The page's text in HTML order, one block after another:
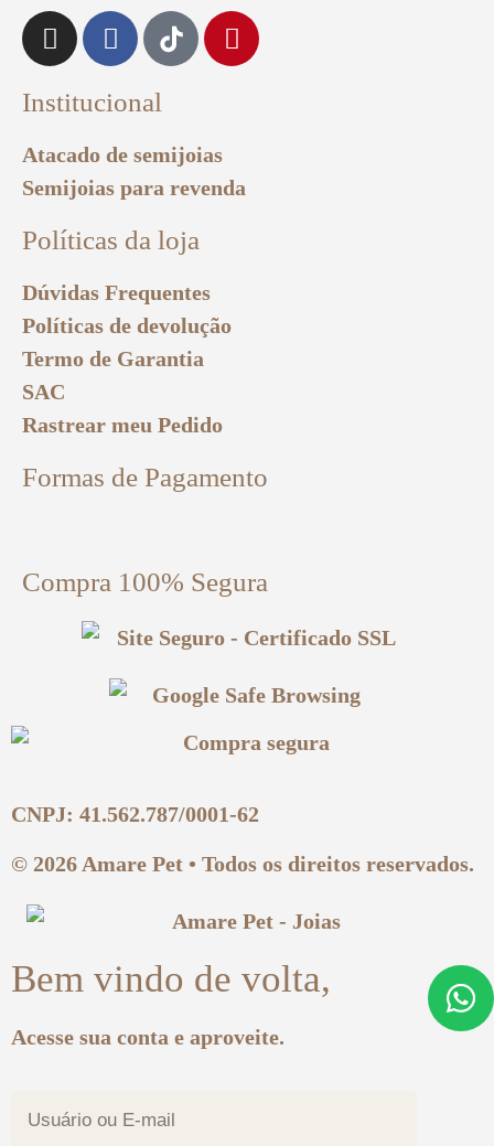
Institucional
Atacado de semijoias
Semijoias para revenda
Políticas da loja
Dúvidas Frequentes
Políticas de devolução
Termo de Garantia
SAC
Rastrear meu Pedido
Formas de Pagamento
Compra 100% Segura
CNPJ: 41.562.787/0001-62
© 2026 Amare Pet • Todos os direitos reservados.
Bem vindo de volta,
Acesse sua conta e aproveite.